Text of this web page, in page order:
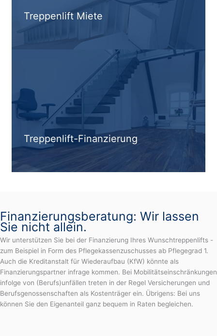
Treppenlift Miete
Treppenlift-Finanzierung
Finanzierungsberatung: Wir lassen
Sie nicht allein.
Wir unterstützen Sie bei der Finanzierung Ihres Wunschtreppenlifts -
zum Beispiel in Form des Pflegekassenzuschusses ab Pflegegrad 1.
Auch die Kreditanstalt für Wiederaufbau (KfW) könnte als
Finanzierungspartner infrage kommen. Bei Mobilitätseinschränkungen
infolge von (Berufs)unfällen treten in der Regel Versicherungen und
Berufsgenossenschaften als Kostenträger ein. Übrigens: Bei uns
können Sie den Eigenanteil ganz bequem in Raten begleichen.